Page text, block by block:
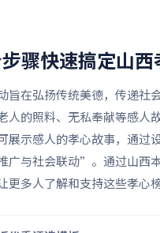
骤快速搞定山西
旨在弘扬传统美德，传递社
人的照料、无私奉献等感
展示感人的孝心故事，通
广与社会联动”。通过山西
更多人了解和支持这些孝心榜